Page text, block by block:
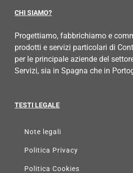
CHI SIAMO?
Progettiamo, fabbrichiamo e
prodotti e servizi particolari di
per le principale aziende del
Servizi, sia in Spagna che in
TESTI LEGALE
Note legali
Politica Privacy
Politica Cookies